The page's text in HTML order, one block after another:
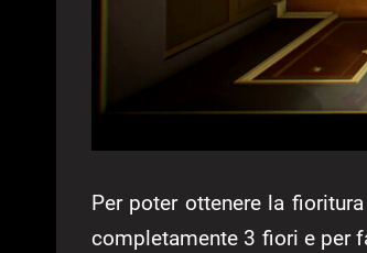
Per poter ottenere la
completamente 3 fiori e per